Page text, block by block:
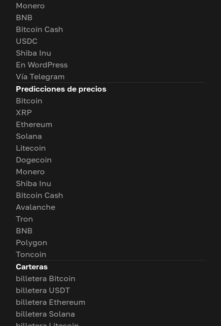
Monero
BNB
Bitcoin Cash
USDC
Shiba Inu
En WordPress
Vía Telegram
Predicciones de precios
Bitcoin
XRP
Ethereum
Solana
Litecoin
Dogecoin
Monero
Shiba Inu
Bitcoin Cash
Avalanche
Tron
BNB
Polygon
Toncoin
Carteras
billetera Bitcoin
billetera USDT
billetera Ethereum
billetera Solana